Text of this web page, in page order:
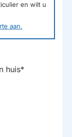
en wilt u
aan.
huis*